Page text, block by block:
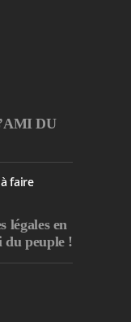
DU
faire
légales en
du peuple !